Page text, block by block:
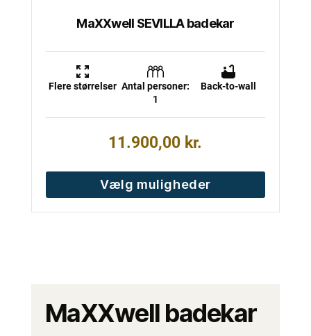
MaXXwell SEVILLA badekar
Flere størrelser Antal personer:
1
Back-to-wall
11.900,00 kr.
Vælg muligheder
MaXXwell badekar